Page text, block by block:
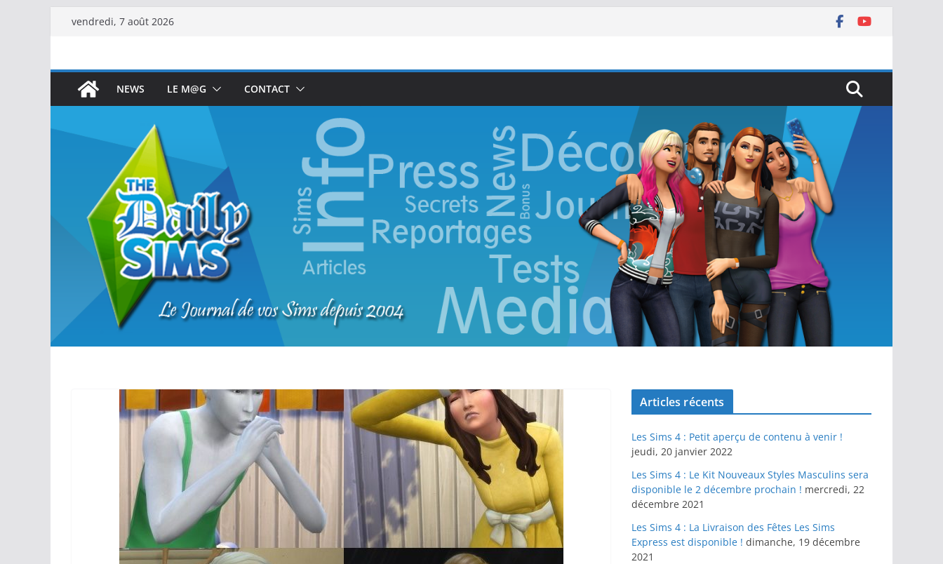
vendredi, 7 août 2026
NEWS LE M@G CONTACT
Articles récents
Les Sims 4 : Petit aperçu de contenu à venir !
jeudi, 20 janvier 2022
Les Sims 4 : Le Kit Nouveaux Styles Masculins sera
disponible le 2 décembre prochain ! mercredi, 22
décembre 2021
Les Sims 4 : La Livraison des Fêtes Les Sims
Express est disponible ! dimanche, 19 décembre
2021